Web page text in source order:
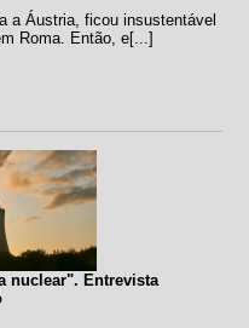
a Áustria, ficou insustentável
Roma. Então, e[...]
nuclear". Entrevista